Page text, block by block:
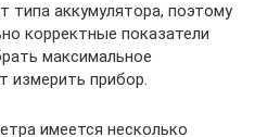
типа аккумулятора, поэтому
корректные показатели
максимальное
измерить прибор.
имеется несколько